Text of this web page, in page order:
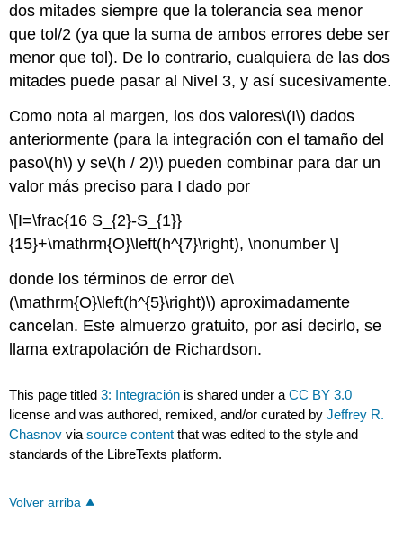
dos mitades siempre que la tolerancia sea menor
que tol/2 (ya que la suma de ambos errores debe ser
menor que tol). De lo contrario, cualquiera de las dos
mitades puede pasar al Nivel 3, y así sucesivamente.
Como nota al margen, los dos valores\(I\) dados
anteriormente (para la integración con el tamaño del
paso\(h\) y se\(h / 2)\) pueden combinar para dar un
valor más preciso para I dado por
\[I=\frac{16 S_{2}-S_{1}}
{15}+\mathrm{O}\left(h^{7}\right), \nonumber \]
donde los términos de error de\
(\mathrm{O}\left(h^{5}\right)\) aproximadamente
cancelan. Este almuerzo gratuito, por así decirlo, se
llama extrapolación de Richardson.
This page titled3: Integración is shared under aCC BY 3.0
license and was authored, remixed, and/or curated byJeffrey R.
Chasnov viasource content that was edited to the style and
standards of the LibreTexts platform.
Volver arriba